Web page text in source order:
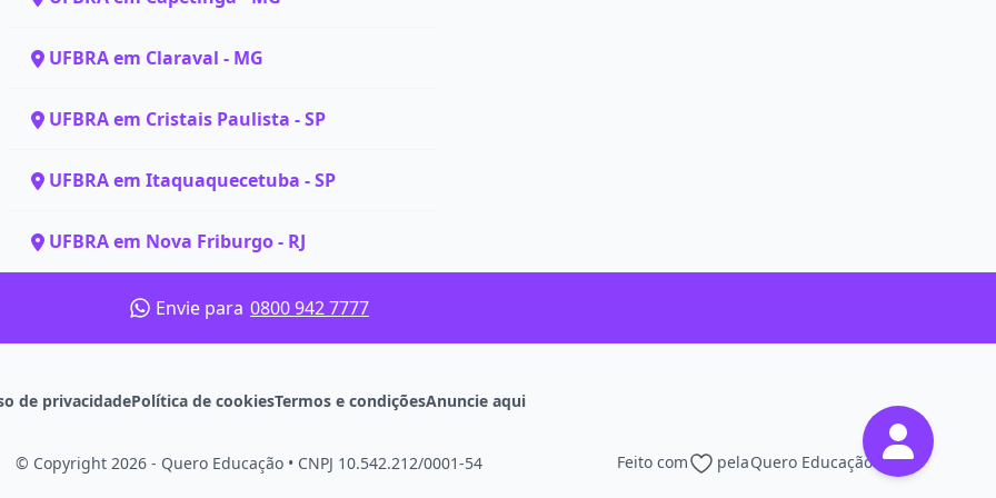
UFBRA em Claraval - MG
UFBRA em Cristais Paulista - SP
UFBRA em Itaquaquecetuba - SP
UFBRA em Nova Friburgo - RJ
Envie para 0800 942 7777
de privacidadePolítica de cookiesTermos e condiçõesAnuncie aqui
© Copyright 2026 - Quero Educação • CNPJ 10.542.212/0001-54 Feito com pelaQuero Educação